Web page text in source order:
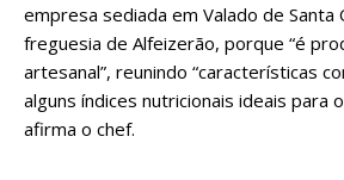
empresa sediada em Valado de Santa
freguesia de Alfeizerão, porque “é
artesanal”, reunindo “características
alguns índices nutricionais ideais para
afirma o chef.